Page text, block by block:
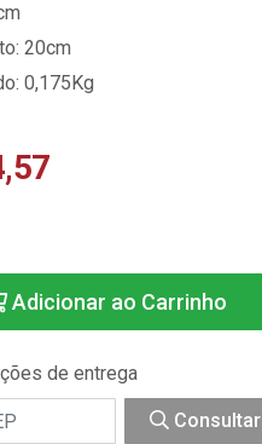
20cm
0,175Kg
Adicionar ao Carrinho
de entrega
Consultar